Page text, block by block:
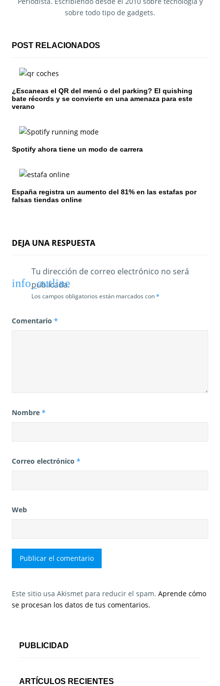
a
i
n
d
e
n
r
a
sobre todo tipo de gadgets.
POST RELACIONADOS
¿Escaneas el QR del menú o del parking? El quishing
bate récords y se convierte en una amenaza para este
verano
Spotify ahora tiene un modo de carrera
España registra un aumento del 81% en las estafas por
falsas tiendas online
DEJA UNA RESPUESTA
Tu dirección de correo electrónico no será
publicada.
Los campos obligatorios están marcados con*
Comentario *
Nombre *
Correo electrónico *
Web
Este sitio usa Akismet para reducir el spam. Aprende cómo
se procesan los datos de tus comentarios.
PUBLICIDAD
ARTÍCULOS RECIENTES